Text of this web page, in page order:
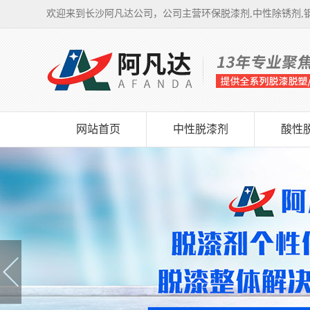
欢迎来到长沙阿凡达公司，公司主营环保脱漆剂,中性除锈剂
网站首页 中性脱漆剂 酸性